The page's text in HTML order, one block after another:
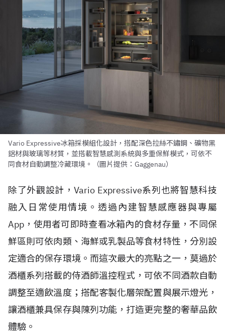
Vario Expressive冰箱採模組化設計，搭配深色拉絲不鏽鋼、礦物黑
鋁材與玻璃等材質，並搭載智慧感測系統與多重保鮮模式，可依不
同食材自動調整冷藏環境。（圖片提供：Gaggenau）
除了外觀設計，Vario Expressive系列也將智慧科技
融入日常使用情境。透過內建智慧感應器與專屬
App，使用者可即時查看冰箱內的食材存量，不同保
鮮區則可依肉類、海鮮或乳製品等食材特性，分別設
定適合的保存環境。而這次最大的亮點之一，莫過於
酒櫃系列搭載的侍酒師溫控程式，可依不同酒款自動
調整至適飲溫度；搭配客製化層架配置與展示燈光，
讓酒櫃兼具保存與陳列功能，打造更完整的奢華品飲
體驗。